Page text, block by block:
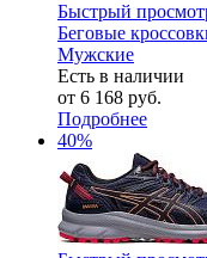
Быстрый
Беговые
Мужские
Есть в наличии
от 6 168 руб.
Подробнее
40%